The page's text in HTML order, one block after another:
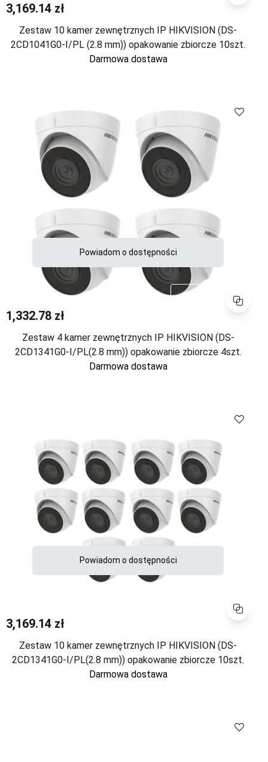
3,169.14 zł
Zestaw 10 kamer zewnętrznych IP HIKVISION (DS-
2CD1041G0-I/PL (2.8 mm)) opakowanie zbiorcze 10szt.
Darmowa dostawa
Porównaj
Powiadom o dostępności
1,332.78 zł
Zestaw 4 kamer zewnętrznych IP HIKVISION (DS-
2CD1341G0-I/PL(2.8 mm)) opakowanie zbiorcze 4szt.
Darmowa dostawa
Porównaj
Powiadom o dostępności
3,169.14 zł
Zestaw 10 kamer zewnętrznych IP HIKVISION (DS-
2CD1341G0-I/PL(2.8 mm)) opakowanie zbiorcze 10szt.
Darmowa dostawa